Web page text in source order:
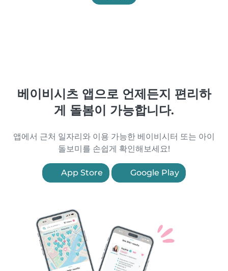
베이비시츠 앱으로 언제든지 편리하
게 돌봄이 가능합니다.
앱에서 근처 일자리와 이용 가능한 베이비시터 또는 아이
돌보미를 손쉽게 확인해보세요!
App Store Google Play